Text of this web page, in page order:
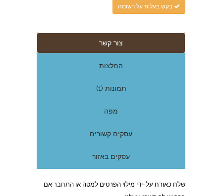
בקש בעלות על רשומה
צור קשר
המלצות
תמונות (1)
מפה
עסקים קשורים
עסקים באזור
שלח כאורח על-ידי מילוי הפרטים למטה או התחבראם